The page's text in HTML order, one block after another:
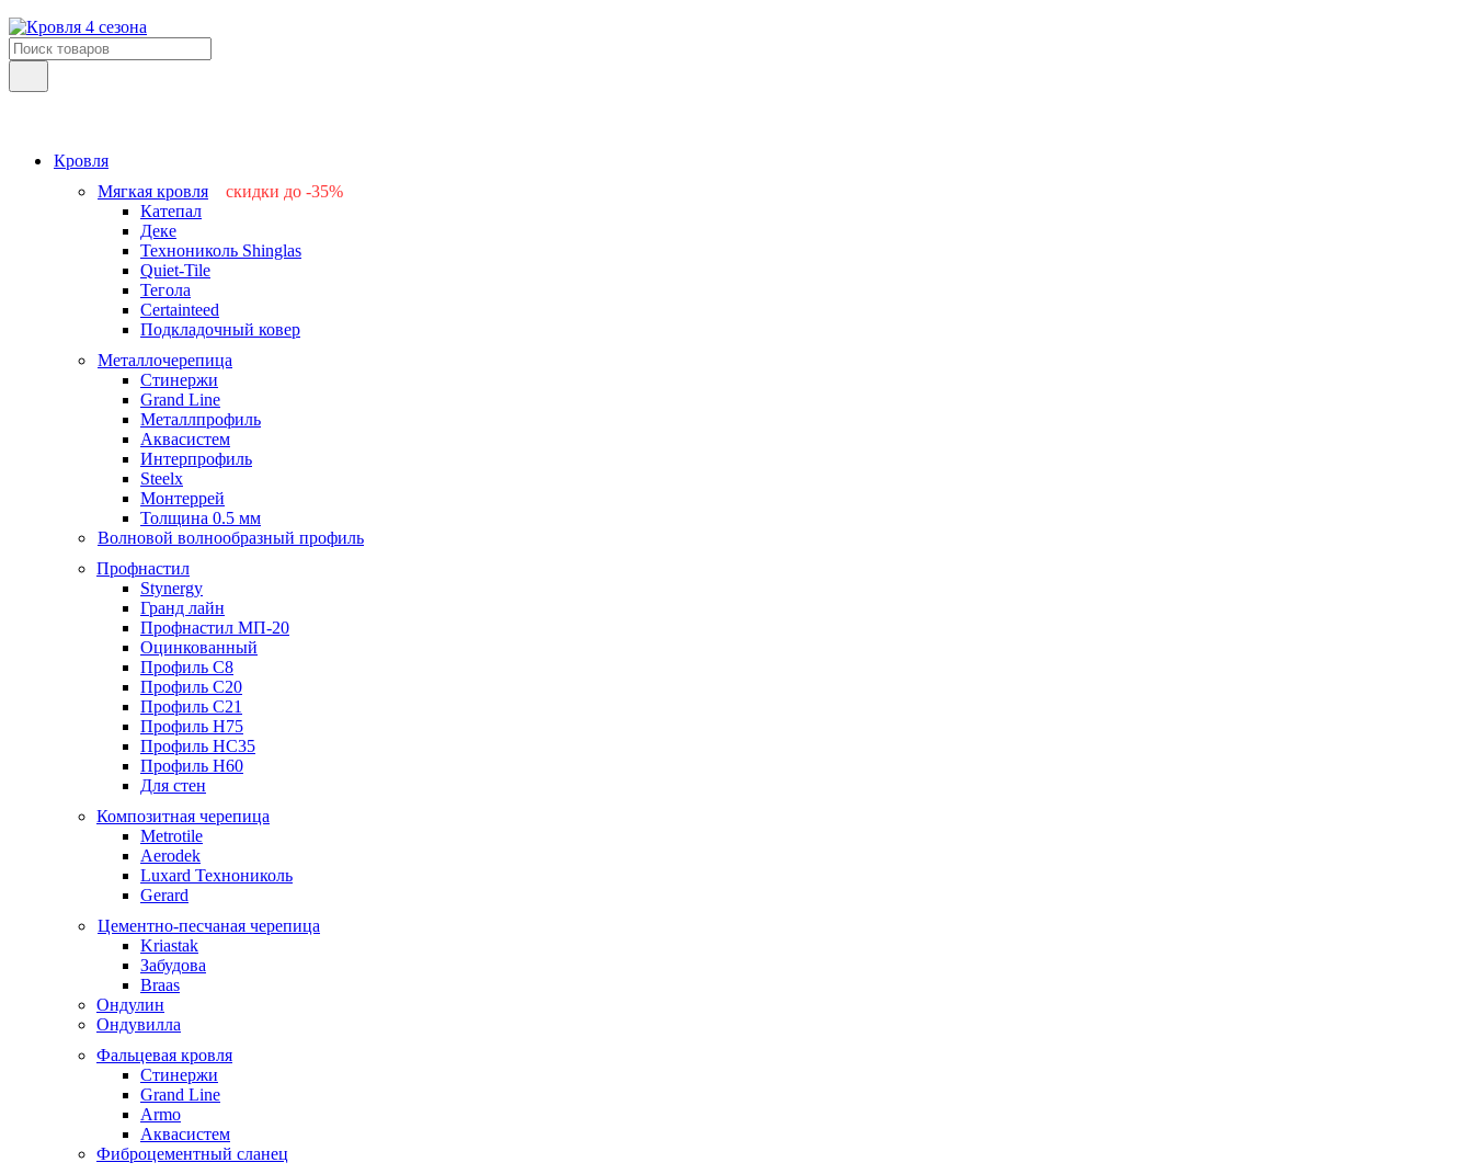
Кровля
Мягкая кровля
скидки до -35%
Катепал
Деке
Технониколь Shinglas
Quiet-Tile
Тегола
Certainteed
Подкладочный ковер
Металлочерепица
Стинержи
Grand Line
Металлпрофиль
Аквасистем
Интерпрофиль
Steelx
Монтеррей
Толщина 0.5 мм
Волновой волнообразный профиль
Профнастил
Stynergy
Гранд лайн
Профнастил МП-20
Оцинкованный
Профиль С8
Профиль С20
Профиль С21
Профиль Н75
Профиль НС35
Профиль Н60
Для стен
Композитная черепица
Metrotile
Aerodek
Luxard Технониколь
Gerard
Цементно-песчаная черепица
Kriastak
Забудова
Braas
Ондулин
Ондувилла
Фальцевая кровля
Стинержи
Grand Line
Armo
Аквасистем
Фиброцементный сланец